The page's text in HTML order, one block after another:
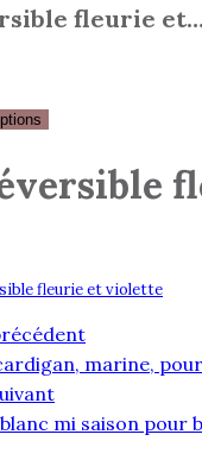
fleurie et…
fleurie et violette